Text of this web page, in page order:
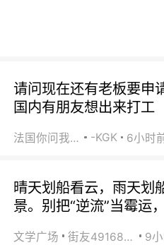
请问现在还有老板要申
国内有朋友想出来打工
法国你问我答 -KGK 6小时
晴天划船看云，雨天划
景。别把“逆流”当霉运
文学广场 街友49168527 9